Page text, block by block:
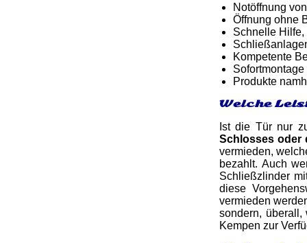
Notöffnung
Öffnung ohne
Schnelle Hilfe,
Kompetente
Produkte
Welche
Ist die Tür nur
Schlosses oder
vermieden,
bezahlt. Auch
Schließzlinder
diese
vermieden
sondern, überall,
Kempen zur